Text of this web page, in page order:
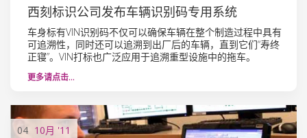
西刻标识公司发布车辆识别码专用系统
车身标有VIN识别码不仅可以确保车辆在整个制造过程中具有
可追溯性，同时还可以追溯到出厂后的车辆，直到它们“寿终
正寝”。VIN打标也广泛应用于追溯重型设施中的拖车。
更多请点击…
04 10月 '11